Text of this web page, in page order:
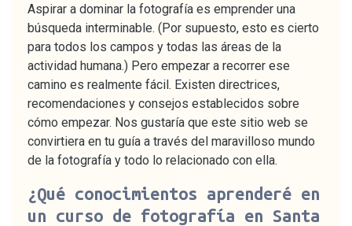
Aspirar a dominar la fotografía es emprender una
búsqueda interminable. (Por supuesto, esto es cierto
para todos los campos y todas las áreas de la
actividad humana.) Pero empezar a recorrer ese
camino es realmente fácil. Existen directrices,
recomendaciones y consejos establecidos sobre
cómo empezar. Nos gustaría que este sitio web se
convirtiera en tu guía a través del maravilloso mundo
de la fotografía y todo lo relacionado con ella.
¿Qué conocimientos aprenderé en
un curso de fotografía en Santa